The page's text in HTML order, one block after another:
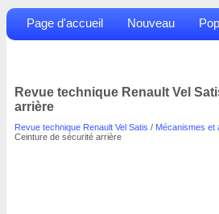
Page d'accueil Nouveau
Revue technique Renault Vel
arrière
Revue technique Renault Vel Satis / Mécanismes et
Ceinture de sécurité arrière